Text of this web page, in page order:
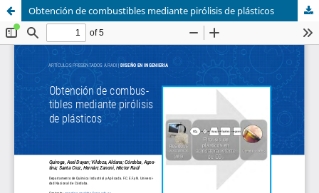
Obtención de combustibles mediante pirólisis de plásticos